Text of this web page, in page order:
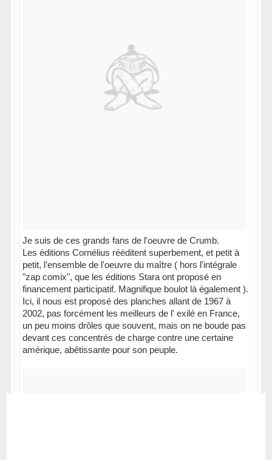
Je suis de ces grands fans de l'oeuvre de Crumb.
Les éditions Cornélius rééditent superbement, et petit à
petit, l'ensemble de l'oeuvre du maître ( hors l'intégrale
"zap comix", que les éditions Stara ont proposé en
financement participatif. Magnifique boulot là également ).
Ici, il nous est proposé des planches allant de 1967 à
2002, pas forcément les meilleurs de l' exilé en France,
un peu moins drôles que souvent, mais on ne boude pas
devant ces concentrés de charge contre une certaine
amérique, abêtissante pour son peuple.